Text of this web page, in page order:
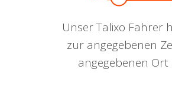
Unser Talixo Fahrer
zur angegebenen
angegebenen Ort